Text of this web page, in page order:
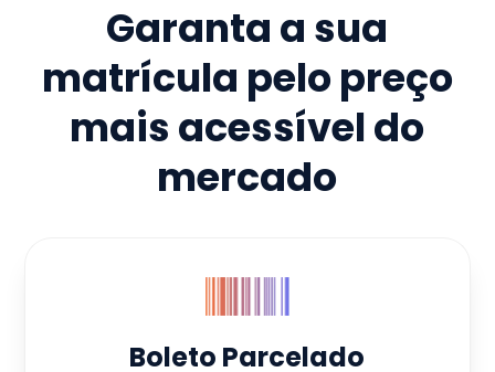
Garanta a sua
matrícula pelo preço
mais acessível do
mercado
Boleto Parcelado